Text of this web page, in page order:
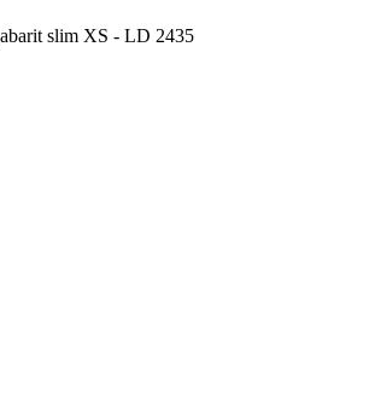
slim XS - LD 2435